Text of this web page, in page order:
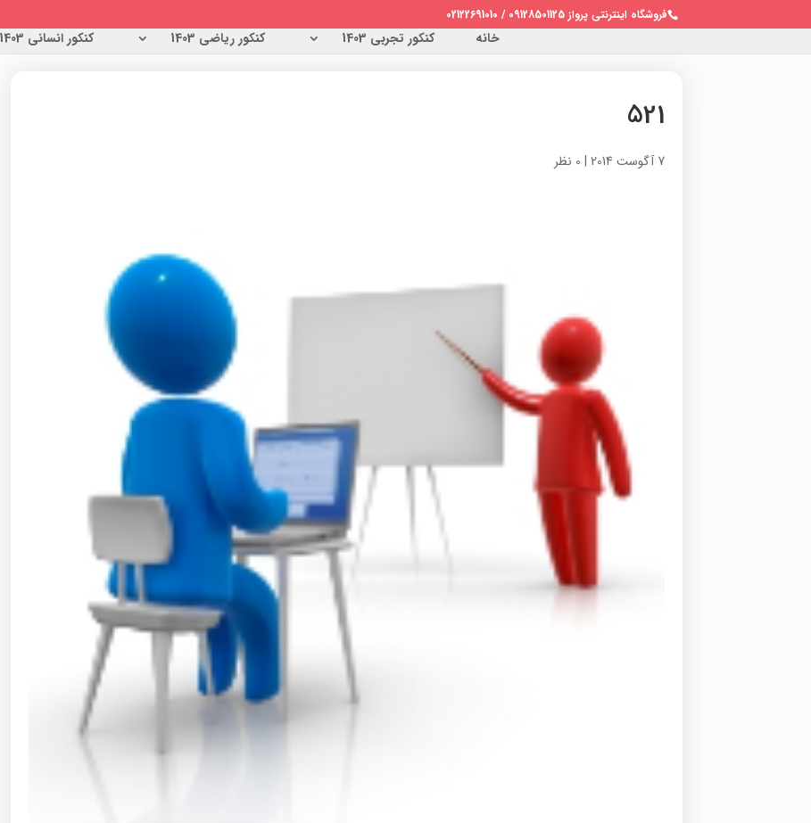
فروشگاه اینترنتی پرواز 09128501125 / 02122691010
خانه کنکور تجربی 1403 کنکور ریاضی 1403 کنکور انسانی 1403
521
7 آگوست 2014 | 0 نظر